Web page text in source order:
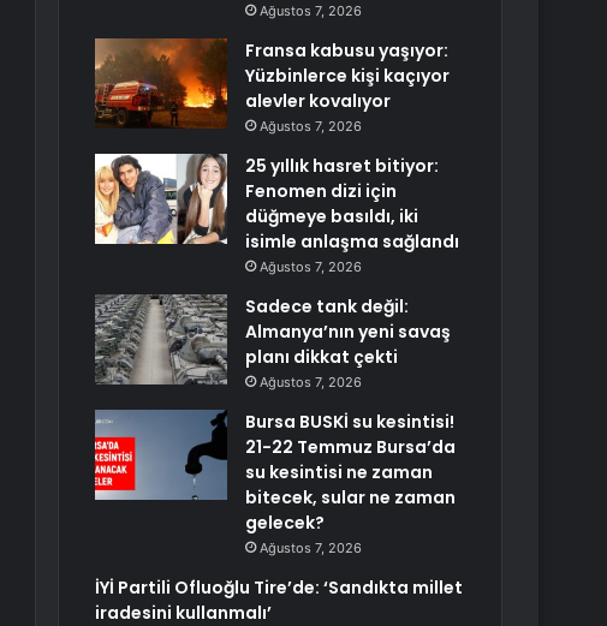
Ağustos 7, 2026
Fransa kabusu yaşıyor:
Yüzbinlerce kişi kaçıyor
alevler kovalıyor
Ağustos 7, 2026
25 yıllık hasret bitiyor:
Fenomen dizi için
düğmeye basıldı, iki
isimle anlaşma sağlandı
Ağustos 7, 2026
Sadece tank değil:
Almanya’nın yeni savaş
planı dikkat çekti
Ağustos 7, 2026
Bursa BUSKİ su kesintisi!
21-22 Temmuz Bursa’da
su kesintisi ne zaman
bitecek, sular ne zaman
gelecek?
Ağustos 7, 2026
İYİ Partili Ofluoğlu Tire’de: ‘Sandıkta millet
iradesini kullanmalı’